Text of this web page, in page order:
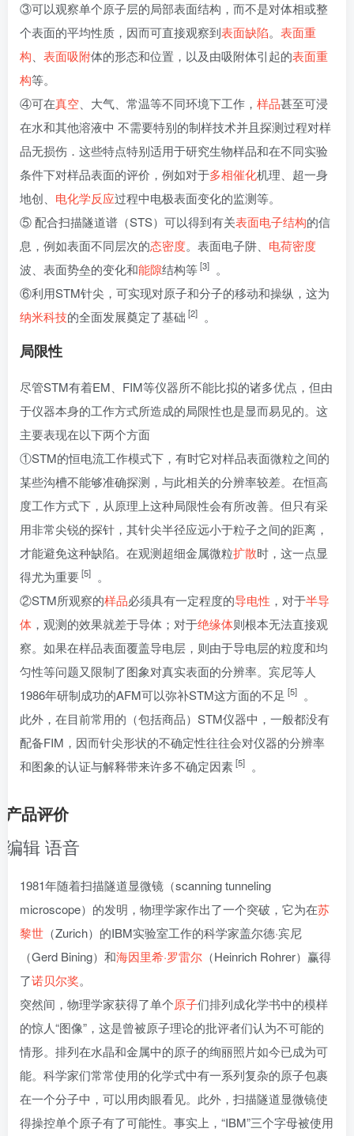
③可以观察单个原子层的局部表面结构，而不是对体相或整
个表面的平均性质，因而可直接观察到表面缺陷。 表面重
构
表面吸附体的形态和位置，以及由吸附体引起的表面重
构等。
④可在真空 、大气、常温等不同环境下工作， 样品甚至可浸
在水和其他溶液中 不需要特别的制样技术并且探测过程对样
品无损伤．这些特点特别适用于研究生物样品和在不同实验
条件下对样品表面的评价，例如对于多相催化机理、超一身
地创、 电化学反应过程中电极表面变化的监测等。
⑤ 配合扫描隧道谱（STS）可以得到有关表面电子结构的信
息，例如表面不同层次的态密度。表面电子阱、 电荷密度
波、表面势垒的变化和能隙结构等[3]
。
⑥利用STM针尖，可实现对原子和分子的移动和操纵，这为
纳米科技的全面发展奠定了基础 [2] 。
局限性
尽管STM有着EM、FIM等仪器所不能比拟的诸多优点，但由
于仪器本身的工作方式所造成的局限性也是显而易见的。这
主要表现在以下两个方面
①STM的恒电流工作模式下，有时它对样品表面微粒之间的
某些沟槽不能够准确探测，与此相关的分辨率较差。在恒高
度工作方式下，从原理上这种局限性会有所改善。但只有采
用非常尖锐的探针，其针尖半径应远小于粒子之间的距离，
才能避免这种缺陷。在观测超细金属微粒扩散时，这一点显
得尤为重要[5]
。
②STM所观察的样品必须具有一定程度的导电性 ，对于半导
体 ，观测的效果就差于导体；对于绝缘体则根本无法直接观
察。如果在样品表面覆盖导电层，则由于导电层的粒度和均
匀性等问题又限制了图象对真实表面的分辨率。宾尼等人
1986年研制成功的AFM可以弥补STM这方面的不足 [5]
。
此外，在目前常用的（包括商品）STM仪器中，一般都没有
配备FIM，因而针尖形状的不确定性往往会对仪器的分辨率
和图象的认证与解释带来许多不确定因素[5] 。
产品评价
编辑 语音
1981年随着扫描隧道显微镜（scanning tunneling
microscope）的发明，物理学家作出了一个突破，它为在苏
黎世 （Zurich）的IBM实验室工作的科学家盖尔德·宾尼
（Gerd Bining）和海因里希·罗雷尔 （Heinrich Rohrer）赢得
了诺贝尔奖。
突然间，物理学家获得了单个原子们排列成化学书中的模样
的惊人“图像”，这是曾被原子理论的批评者们认为不可能的
情形。排列在水晶和金属中的原子的绚丽照片如今已成为可
能。科学家们常常使用的化学式中有一系列复杂的原子包裹
在一个分子中，可以用肉眼看见。此外，扫描隧道显微镜使
得操控单个原子有了可能性。事实上，“IBM”三个字母被使用